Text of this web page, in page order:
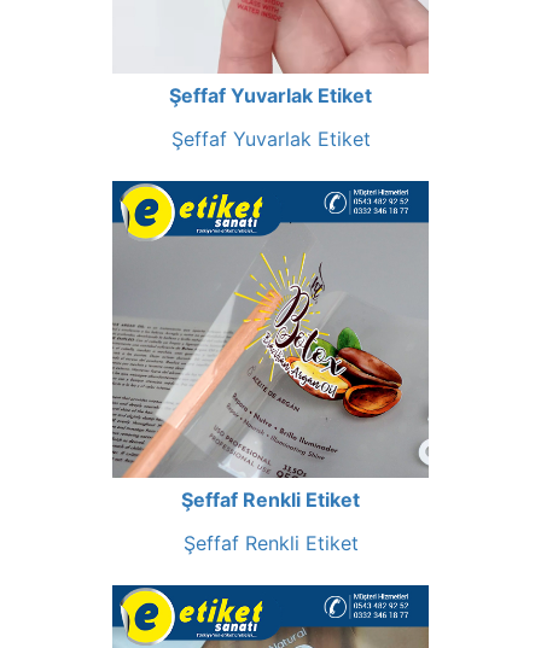
Şeffaf Yuvarlak Etiket
Şeffaf Yuvarlak Etiket
Şeffaf Renkli Etiket
Şeffaf Renkli Etiket